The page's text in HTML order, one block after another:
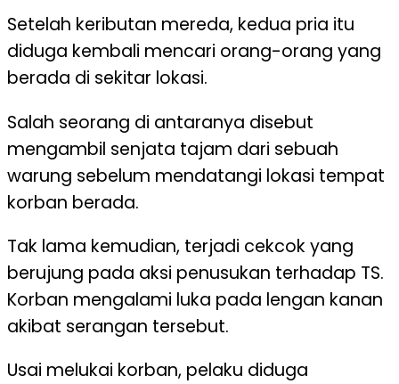
Setelah keributan mereda, kedua pria itu
diduga kembali mencari orang-orang yang
berada di sekitar lokasi.
Salah seorang di antaranya disebut
mengambil senjata tajam dari sebuah
warung sebelum mendatangi lokasi tempat
korban berada.
Tak lama kemudian, terjadi cekcok yang
berujung pada aksi penusukan terhadap TS.
Korban mengalami luka pada lengan kanan
akibat serangan tersebut.
Usai melukai korban, pelaku diduga